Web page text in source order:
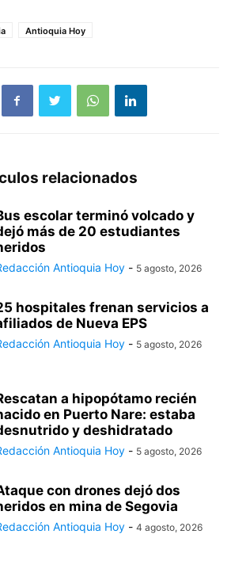
Antioquia Hoy
relacionados
escolar terminó volcado y
más de 20 estudiantes
Antioquia Hoy - 5 agosto, 2026
hospitales frenan servicios a
de Nueva EPS
Antioquia Hoy - 5 agosto, 2026
a hipopótamo recién
en Puerto Nare: estaba
y deshidratado
Antioquia Hoy - 5 agosto, 2026
con drones dejó dos
en mina de Segovia
Antioquia Hoy - 4 agosto, 2026